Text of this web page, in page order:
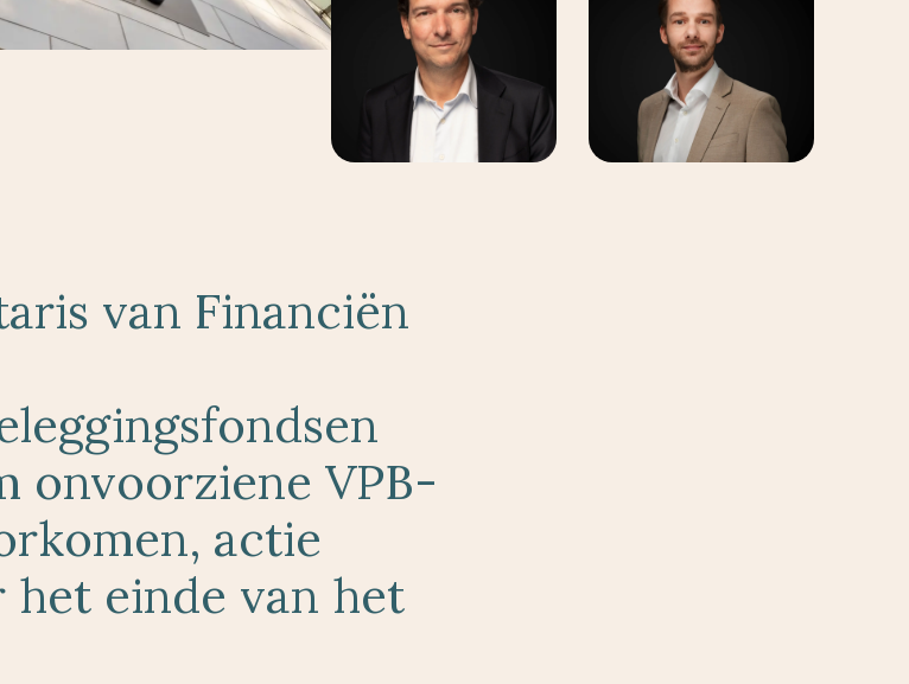
van Financiën
onvoorziene VPB-
actie
einde van het